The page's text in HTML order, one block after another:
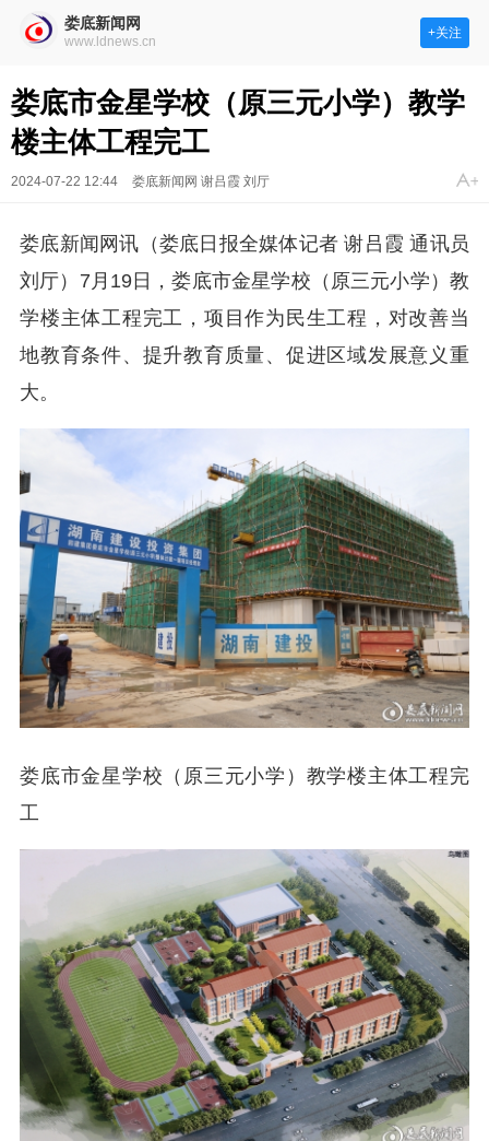
娄底新闻网
www.ldnews.cn
+关注
娄底市金星学校（原三元小学）教学
楼主体工程完工
2024-07-22 12:44 娄底新闻网 谢吕霞 刘厅
娄底新闻网讯（娄底日报全媒体记者 谢吕霞 通讯员
刘厅）7月19日，娄底市金星学校（原三元小学）教
学楼主体工程完工，项目作为民生工程，对改善当
地教育条件、提升教育质量、促进区域发展意义重
大。
娄底市金星学校（原三元小学）教学楼主体工程完
工